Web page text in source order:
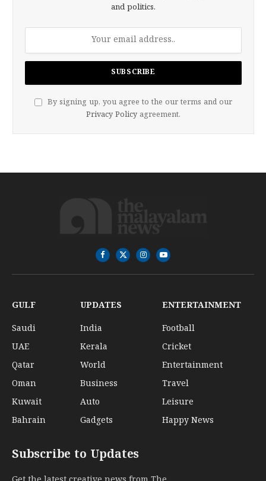
and politics.
By signing up, you agree to the our terms and our
Privacy Policy agreement.
Facebook
X
(Twitter)
InstagramYouTube
GULF
Saudi
UAE
Qatar
Oman
Kuwait
Bahrain
UPDATES
India
Kerala
World
Business
Auto
Gadgets
ENTERTAINMENT
Football
Cricket
Entertainment
Travel
Leisure
Happy News
Subscribe to Updates